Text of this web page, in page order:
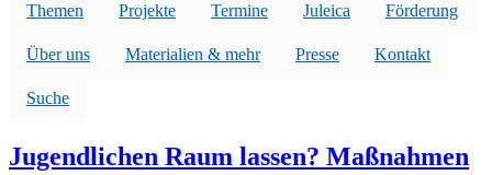
Themen Projekte Termine Juleica Förderung
Über uns Materialien & mehr Presse Kontakt
Suche
Jugendlichen Raum lassen? Maßnahmen